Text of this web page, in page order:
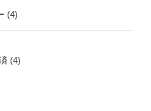
(4)
(4)